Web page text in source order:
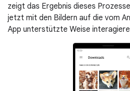
zeigt das Ergebnis dieses
jetzt mit den Bildern auf die vom
App unterstützte Weise